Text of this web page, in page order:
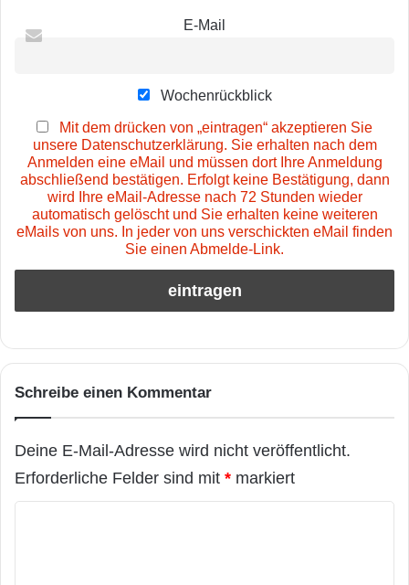
E-Mail
Wochenrückblick
Mit dem drücken von „eintragen“ akzeptieren Sie
unsere Datenschutzerklärung. Sie erhalten nach dem
Anmelden eine eMail und müssen dort Ihre Anmeldung
abschließend bestätigen. Erfolgt keine Bestätigung, dann
wird Ihre eMail-Adresse nach 72 Stunden wieder
automatisch gelöscht und Sie erhalten keine weiteren
eMails von uns. In jeder von uns verschickten eMail finden
Sie einen Abmelde-Link.
Schreibe einen Kommentar
Deine E-Mail-Adresse wird nicht veröffentlicht.
Erforderliche Felder sind mit * markiert